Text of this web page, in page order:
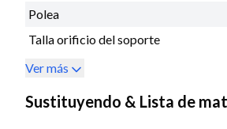
Polea
Talla orificio del soporte
Ver más
Sustituyendo & Lista de